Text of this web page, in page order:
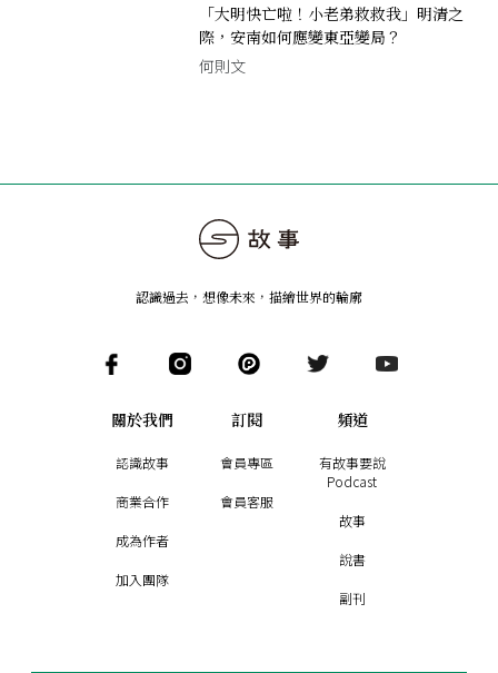
「大明快亡啦！小老弟救救我」明清之
際，安南如何應變東亞變局？
何則文
認識過去，想像未來 ， 描繪世界的輪廓
關於我們
認識故事
商業合作
成為作者
加入團隊
訂閱
會員專區
會員客服
頻道
有故事要說
Podcast
故事
說書
副刊